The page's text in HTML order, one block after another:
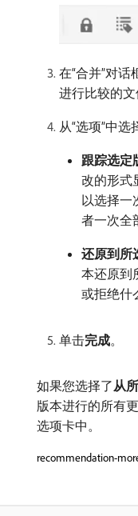
在“合并”对
进行比较的文
从“选项”中选
跟踪选定
改的形式
以选择一
者一次全
还原到所
本还原到
或拒绝什
单击​完成。
如果您选择了​从
版本进行的所有
选项卡中。
recommendation-